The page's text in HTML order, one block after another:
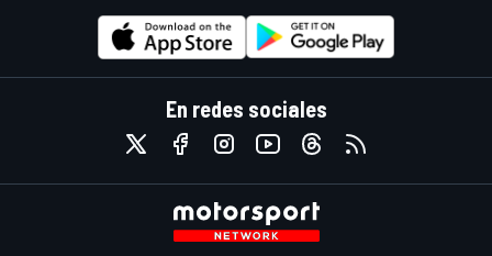
En redes sociales